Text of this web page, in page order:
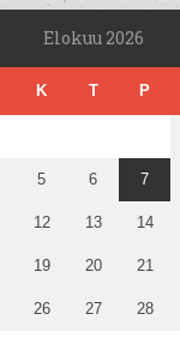
Elokuu 2026
K T P
5 6 7
12 13 14
19 20 21
26 27 28